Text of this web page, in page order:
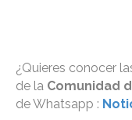
¿Quieres conocer
de la Comunidad
de Whatsapp :